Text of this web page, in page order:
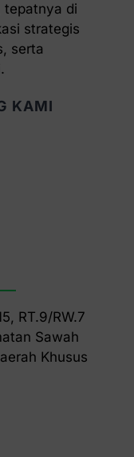
tepatnya di
strategis
serta
KAMI
RT.9/RW.7
Sawah
Khusus